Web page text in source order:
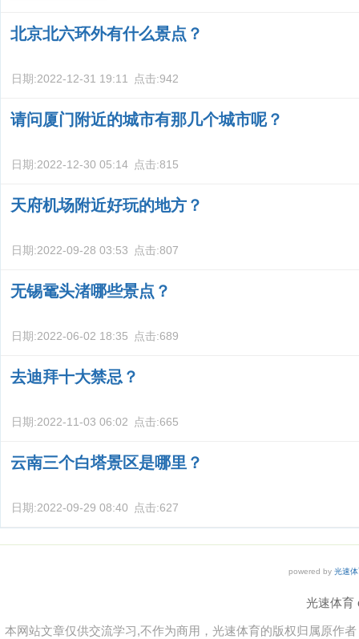
北京北六环外有什么景点？
日期:2022-12-31 19:11 点击:942
请问厦门附近的城市有那几个城市呢？
日期:2022-12-30 05:14 点击:815
天府机场附近好玩的地方？
日期:2022-09-28 03:53 点击:807
无锡鼋头渚哪些景点？
日期:2022-06-02 18:35 点击:689
去迪拜十大禁忌？
日期:2022-11-03 06:02 点击:665
云南三个白塔景区是哪里？
日期:2022-09-29 08:40 点击:627
powered by 光速
光速体育
本网站文章仅供交流学习,不作为商用，光速体育的版权归属原作